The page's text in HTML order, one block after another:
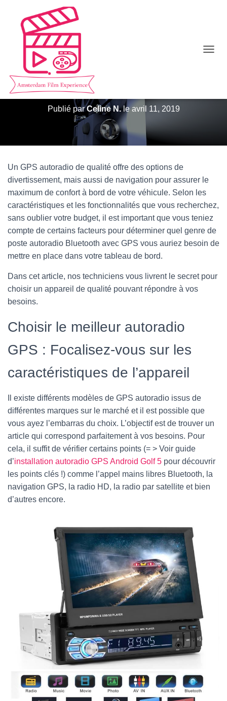
G
O
N
Comment choisir le meilleur GPS
autoradio ?
Publié parCeline N.leavril 11, 2019
Un GPS autoradio de qualité offre des options de
divertissement, mais aussi de navigation pour assurer le
maximum de confort à bord de votre véhicule. Selon les
caractéristiques et les fonctionnalités que vous recherchez,
sans oublier votre budget, il est important que vous teniez
compte de certains facteurs pour déterminer quel genre de
poste autoradio Bluetooth avec GPS vous auriez besoin de
mettre en place dans votre tableau de bord.
Dans cet article, nos techniciens vous livrent le secret pour
choisir un appareil de qualité pouvant répondre à vos
besoins.
Choisir le meilleur autoradio
GPS : Focalisez-vous sur les
caractéristiques de l’appareil
Il existe différents modèles de GPS autoradio issus de
différentes marques sur le marché et il est possible que
vous ayez l’embarras du choix. L’objectif est de trouver un
article qui correspond parfaitement à vos besoins. Pour
cela, il suffit de vérifier certains points (= > Voir guide
d’installation autoradio GPS Android Golf 5 pour découvrir
les points clés !) comme l’appel mains libres Bluetooth, la
navigation GPS, la radio HD, la radio par satellite et bien
d’autres encore.